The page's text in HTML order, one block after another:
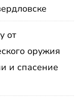
от
оружия
и спасение